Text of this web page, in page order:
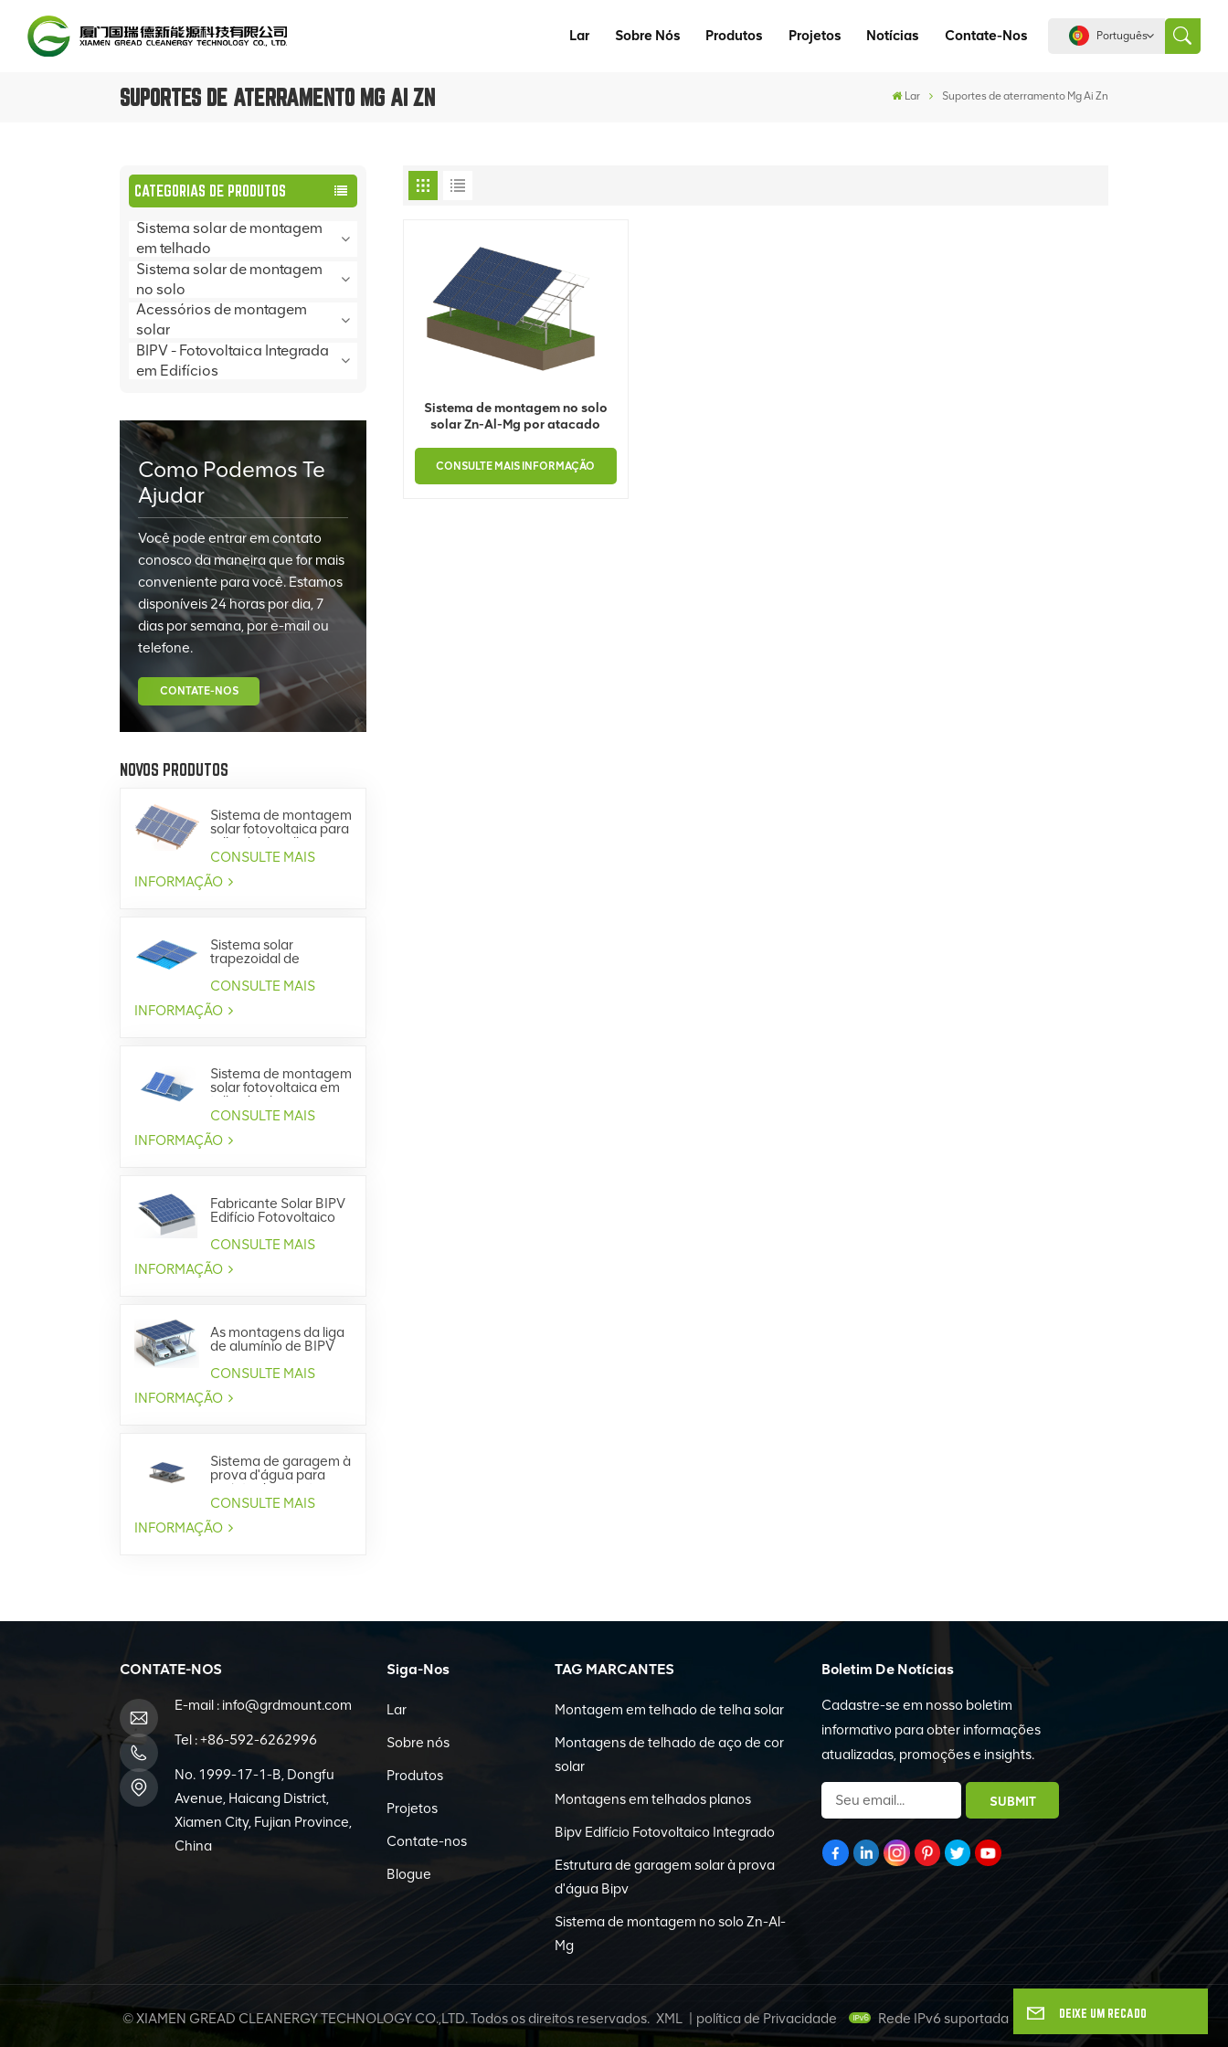
Lar Sobre Nós Produtos Projetos Notícias Contate-Nos Português
SUPORTES DE ATERRAMENTO MG AI ZN Lar Suportes de aterramento Mg Ai Zn
CATEGORIAS DE PRODUTOS
Sistema solar de montagem
em telhado
Sistema solar de montagem
no solo
Acessórios de montagem
solar
BIPV - Fotovoltaica Integrada
em Edifícios
Como Podemos Te
Ajudar
Você pode entrar em contato
conosco da maneira que for mais
conveniente para você. Estamos
disponíveis 24 horas por dia, 7
dias por semana, por e-mail ou
telefone.
CONTATE-NOS
NOVOS PRODUTOS
Sistema de montagem
solar fotovoltaica para
telhado de telha
CONSULTE MAIS
INFORMAÇÃO
Sistema solar
trapezoidal de
montagem em
telhado metálico
CONSULTE MAIS
INFORMAÇÃO
Sistema de montagem
solar fotovoltaica em
telhado plano
CONSULTE MAIS
INFORMAÇÃO
Fabricante Solar BIPV
Edifício Fotovoltaico
CONSULTE MAIS
INFORMAÇÃO
As montagens da liga
de alumínio de BIPV
impermeável do
Carport
CONSULTE MAIS
INFORMAÇÃO
Sistema de garagem à
prova d'água para
projeto de estrutura
de aço BIPV
CONSULTE MAIS
INFORMAÇÃO
Sistema de montagem no solo
solar Zn-Al-Mg por atacado
CONSULTE MAIS INFORMAÇÃO
CONTATE-NOS
E-mail : info@grdmount.com
Tel :+86-592-6262996
No. 1999-17-1-B, Dongfu
Avenue, Haicang District,
Xiamen City, Fujian Province,
China
Siga-Nos
Lar
Sobre nós
Produtos
Projetos
Contate-nos
Blogue
TAG MARCANTES
Montagem em telhado de telha solar
Montagens de telhado de aço de cor
solar
Montagens em telhados planos
Bipv Edifício Fotovoltaico Integrado
Estrutura de garagem solar à prova
d'água Bipv
Sistema de montagem no solo Zn-Al-
Mg
Boletim De Notícias
Cadastre-se em nosso boletim
informativo para obter informações
atualizadas, promoções e insights.
© XIAMEN GREAD CLEANERGY TECHNOLOGY CO.,LTD. Todos os direitos reservados. XML política de Privacidade Rede IPv6 suportada DEIXE UM RECADO